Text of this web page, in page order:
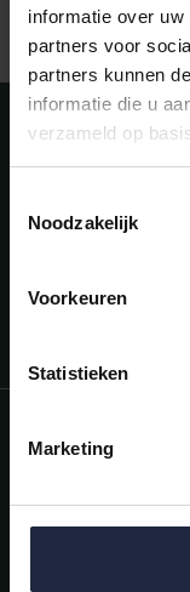
informatie over
partners voor
partners kunnen
informatie die u
verzameld op
Noodzakelijk
Voorkeuren
Statistieken
Marketing
Meld je aan voor
Mijn
Categorieën